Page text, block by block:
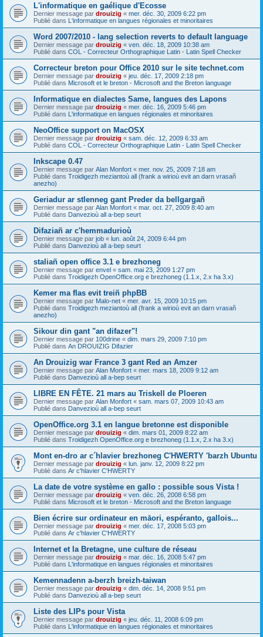
L'informatique en gaélique d'Ecosse
Dernier message par drouizig « mer. déc. 30, 2009 6:22 pm
Publié dans L'informatique en langues régionales et minoritaires
Word 2007/2010 - lang selection reverts to default language
Dernier message par drouizig « ven. déc. 18, 2009 10:38 am
Publié dans COL - Correcteur Orthographique Latin - Latin Spell Checker
Correcteur breton pour Office 2010 sur le site technet.com
Dernier message par drouizig « jeu. déc. 17, 2009 2:18 pm
Publié dans Microsoft et le breton - Microsoft and the Breton language
Informatique en dialectes Same, langues des Lapons
Dernier message par drouizig « mer. déc. 16, 2009 5:46 pm
Publié dans L'informatique en langues régionales et minoritaires
NeoOffice support on MacOSX
Dernier message par drouizig « sam. déc. 12, 2009 6:33 am
Publié dans COL - Correcteur Orthographique Latin - Latin Spell Checker
Inkscape 0.47
Dernier message par Alan Monfort « mer. nov. 25, 2009 7:18 am
Publié dans Troidigezh meziantoù all (frank a wirioù evit an darn vrasañ
anezho)
Geriadur ar stlenneg gant Preder da bellgargañ
Dernier message par Alan Monfort « mar. oct. 27, 2009 8:40 am
Publié dans Danvezioù all a-bep seurt
Difaziañ ar c'hemmadurioù
Dernier message par job « lun. août 24, 2009 6:44 pm
Publié dans Danvezioù all a-bep seurt
staliañ open office 3.1 e brezhoneg
Dernier message par envel « sam. mai 23, 2009 1:27 pm
Publié dans Troidigezh OpenOffice.org e brezhoneg (1.1.x, 2.x ha 3.x)
Kemer ma flas evit treiñ phpBB
Dernier message par Malo-net « mer. avr. 15, 2009 10:15 pm
Publié dans Troidigezh meziantoù all (frank a wirioù evit an darn vrasañ
anezho)
Sikour din gant "an difazer"!
Dernier message par 100drine « dim. mars 29, 2009 7:10 pm
Publié dans An DROUIZIG Difazier
An Drouizig war France 3 gant Red an Amzer
Dernier message par Alan Monfort « mer. mars 18, 2009 9:12 am
Publié dans Danvezioù all a-bep seurt
LIBRE EN FÊTE. 21 mars au Triskell de Ploeren
Dernier message par Alan Monfort « sam. mars 07, 2009 10:43 am
Publié dans Danvezioù all a-bep seurt
OpenOffice.org 3.1 en langue bretonne est disponible
Dernier message par drouizig « dim. mars 01, 2009 8:22 am
Publié dans Troidigezh OpenOffice.org e brezhoneg (1.1.x, 2.x ha 3.x)
Mont en-dro ar c´hlavier brezhoneg C'HWERTY 'barzh Ubuntu
Dernier message par drouizig « lun. janv. 12, 2009 8:22 pm
Publié dans Ar c'hlavier C'HWERTY
La date de votre système en gallo : possible sous Vista !
Dernier message par drouizig « ven. déc. 26, 2008 6:58 pm
Publié dans Microsoft et le breton - Microsoft and the Breton language
Bien écrire sur ordinateur en māori, espéranto, gallois...
Dernier message par drouizig « mer. déc. 17, 2008 5:03 pm
Publié dans Ar c'hlavier C'HWERTY
Internet et la Bretagne, une culture de réseau
Dernier message par drouizig « mar. déc. 16, 2008 5:47 pm
Publié dans L'informatique en langues régionales et minoritaires
Kemennadenn a-berzh breizh-taiwan
Dernier message par drouizig « dim. déc. 14, 2008 9:51 pm
Publié dans Danvezioù all a-bep seurt
Liste des LIPs pour Vista
Dernier message par drouizig « jeu. déc. 11, 2008 6:09 pm
Publié dans L'informatique en langues régionales et minoritaires